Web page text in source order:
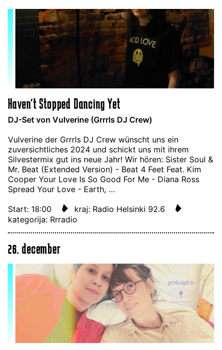
Haven't Stopped Dancing Yet
DJ-Set von Vulverine (Grrrls DJ Crew)
Vulverine der Grrrls DJ Crew wünscht uns ein
zuversichtliches 2024 und schickt uns mit ihrem
Silvestermix gut ins neue Jahr! Wir hören: Sister Soul &
Mr. Beat (Extended Version) - Beat 4 Feet Feat. Kim
Cooper Your Love Is So Good For Me - Diana Ross
Spread Your Love - Earth, …
Start: 18:00
kraj: Radio Helsinki 92.6
kategorija: Rrradio
26. december